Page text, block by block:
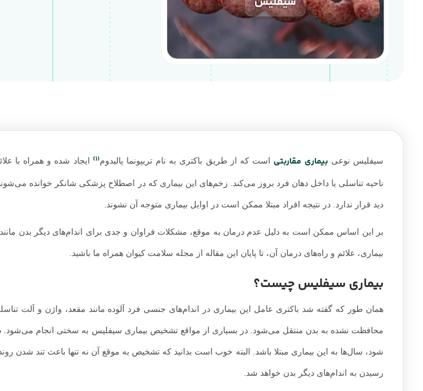
سیفلیس نوعی بیماری مقاربتی است که از طریق باکتری به نام تریپونما پالیدوم(1) ایجاد شده و همراه با
ناحیه تناسلی یا داخل دهان فرد بروز می‌کند. زخم‌های این بیماری که در اصطلاح پزشکی شانکر خوانده
دید قرار ندارد. در نتیجه افراد مبتلا ممکن است در اوایل بیماری متوجه آن نشوند.
بر این اساس ممکن است به دلیل عدم درمان به موقع، مشکلات فراوان و جدی برای اندام‌های دیگر بدن
بیماری، علائم و راه‌های درمان آن، تا پایان این مقاله از مجله سلامت کیوان همراه ما باشید.
بیماری سیفلیس چیست؟
همان طور که گفته شد باکتری عامل این بیماری در اندام‌های جنسی فرد آلوده مانند مقعد، واژن و آلت
محافظت نشده به بدن منتقل می‌شود. در بسیاری از مواقع تشخیص بیماری سیفلیس به سختی انجام
شود، سال‌ها به این بیماری مبتلا باشد. البته خوب است بدانید که تشخیص به موقع آن نه تنها باعث تند شدن
رسیدن به اندام‌های دیگر بدن خواهد شد.